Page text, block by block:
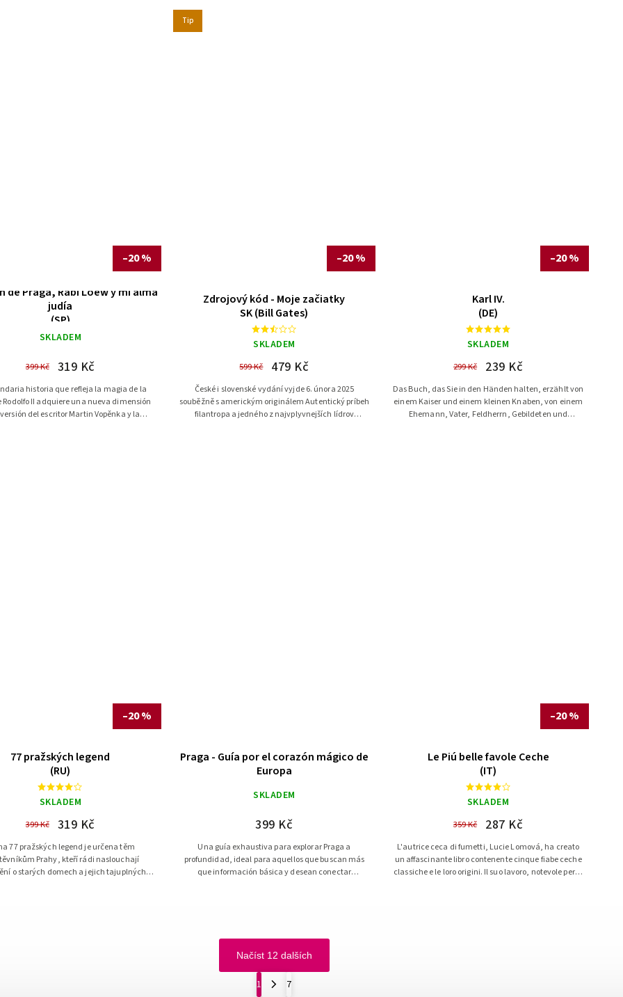
–20 %
de Praga, Rabí Loew y mi alma
judía
(SP)
SKLADEM
399 Kč 319 Kč
historia que refleja la magia de la
Rodolfo II adquiere una nueva dimensión
del escritor Martin Vopěnka y la
Tip
–20 %
Zdrojový kód - Moje začiatky
SK (Bill Gates)
SKLADEM
599 Kč 479 Kč
České i slovenské vydání vyjde 6. února 2025
souběžně s americkým originálem Autentický príbeh
filantropa a jedného z najvplyvnejších lídrov
–20 %
Karl IV.
(DE)
SKLADEM
299 Kč 239 Kč
Das Buch, das Sie in den Händen halten, erzählt von
einem Kaiser und einem kleinen Knaben, von einem
Ehemann, Vater, Feldherrn, Gebildeten und
–20 %
77 pražských legend
(RU)
SKLADEM
399 Kč 319 Kč
77 pražských legend je určena těm
Prahy, kteří rádi naslouchají
o starých domech a jejich tajuplných
Praga - Guía por el corazón mágico de
Europa
SKLADEM
399 Kč
Una guía exhaustiva para explorar Praga a
profundidad, ideal para aquellos que buscan más
que información básica y desean conectar
–20 %
Le Piú belle favole Ceche
(IT)
SKLADEM
359 Kč 287 Kč
L'autrice ceca di fumetti, Lucie Lomová, ha creato
un affascinante libro contenente cinque fiabe ceche
classiche e le loro origini. Il suo lavoro, notevole per lo
Načíst 12 dalších
1 7